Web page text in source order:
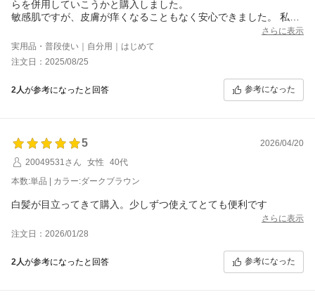
らを併用していこうかと購入しました。
敏感肌ですが、皮膚が痒くなることもなく安心できました。 私は
１回目は乾いた髪に使用したところ、よく染まったしヘナよりも
匂いが気にならなくて良かった。その後普通にシャンプーしまし
たが、キレイな色に染まっています。最初３回位やったほうがよ
いと書いてありましたが、すでにキレイな状態なので少し様子を
見てから、次はトリートメントとして使用してみます。ヘナより
真っ黒ではなくキレイなブラウンで嬉しいです。 洗いあがりもシ
色持ちも分からないので☆が１つつけられない状態です。
さらに表示
実用品・普段使い｜自分用｜はじめて
注文日：2025/08/25
2人が参考になったと回答 参考になった
5
2026/04/20
20049531さん
女性
40代
本数:単品 | カラー:ダークブラウン
白髪が目立ってきて購入。少しずつ使えてとても便利です
さらに表示
注文日：2026/01/28
2人が参考になったと回答 参考になった